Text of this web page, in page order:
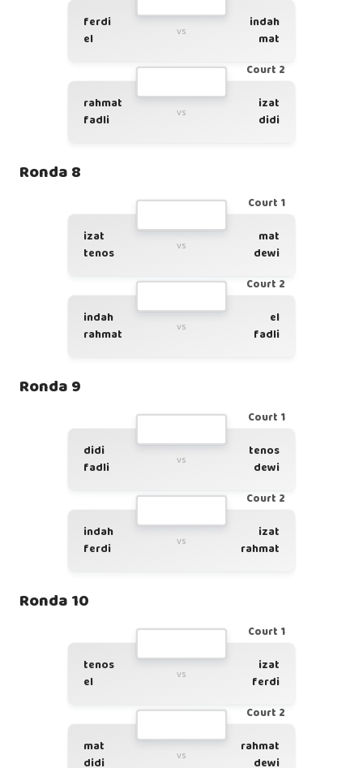
ferdi
el
vs
indah
mat
Court 2
rahmat
fadli
vs
izat
didi
Ronda 8
Court 1
izat
tenos
vs
mat
dewi
Court 2
indah
rahmat
vs
el
fadli
Ronda 9
Court 1
didi
fadli
vs
tenos
dewi
Court 2
indah
ferdi
vs
izat
rahmat
Ronda 10
Court 1
tenos
el
vs
izat
ferdi
Court 2
mat
didi
vs
rahmat
dewi